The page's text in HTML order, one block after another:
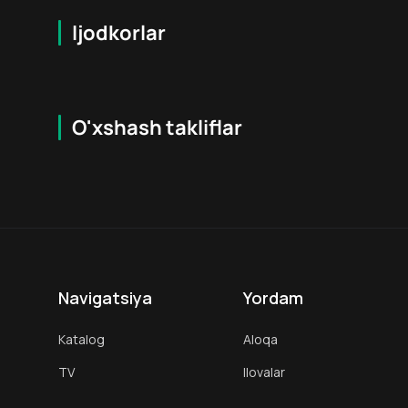
Ijodkorlar
O'xshash takliflar
Navigatsiya
Katalog
TV
Yordam
Aloqa
Ilovalar